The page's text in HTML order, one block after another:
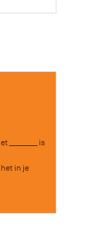
________ is
in je